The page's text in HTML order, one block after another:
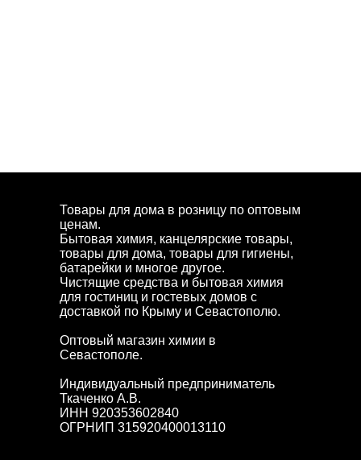
Товары для дома в розницу по оптовым
ценам.
Бытовая химия, канцелярские товары,
товары для дома, товары для гигиены,
батарейки и многое другое.
Чистящие средства и бытовая химия
для гостиниц и гостевых домов с
доставкой по Крыму и Севастополю.
Оптовый магазин химии в
Севастополе.
Индивидуальный предприниматель
Ткаченко А.В.
ИНН 920353602840
ОГРНИП 315920400013110